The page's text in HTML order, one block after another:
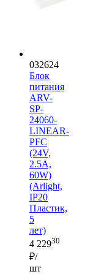
032624
Блок
питания
ARV-
SP-
24060-
LINEAR-
PFC
(24V,
2.5A,
60W)
(Arlight,
IP20
Пластик,
5
лет)
4 22930
₽/
шт